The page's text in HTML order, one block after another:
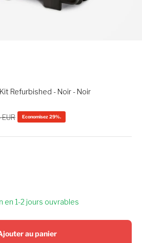
Refurbished - Noir - Noir
Economisez 29%.
en 1-2 jours ouvrables
au panier